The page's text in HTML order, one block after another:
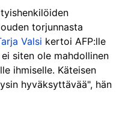
torjunnasta
Valsi kertoi AFP:lle
siten ole mahdollinen
ihmiselle. Käteisen
hyväksyttävää", hän